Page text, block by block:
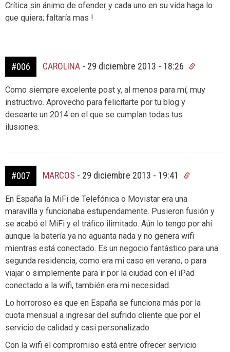
Crítica sin ánimo de ofender y cada uno en su vida haga lo
que quiera; faltaría mas !
#006 CAROLINA - 29 diciembre 2013 - 18:26
Como siempre excelente post y, al menos para mí, muy
instructivo. Aprovecho para felicitarte por tu blog y
desearte un 2014 en el que se cumplan todas tus
ilusiones.
#007 MARCOS - 29 diciembre 2013 - 19:41
En España la MiFi de Telefónica o Movistar era una
maravilla y funcionaba estupendamente. Pusieron fusión y
se acabó el MiFi y el tráfico ilimitado. Aún lo tengo por ahí
aunque la batería ya no aguanta nada y no genera wifi
mientras está conectado. Es un negocio fantástico para una
segunda residencia, como era mi caso en verano, o para
viajar o simplemente para ir por la ciudad con el iPad
conectado a la wifi, también era mi necesidad.
Lo horroroso es que en España se funciona más por la
cuota mensual a ingresar del sufrido cliente que por el
servicio de calidad y casi personalizado.
Con la wifi el compromiso está entre ofrecer servicio